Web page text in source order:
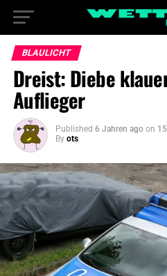
BLAULICHT
Dreist: Diebe
Auflieger
Published 6 Jahren ago on
By ots